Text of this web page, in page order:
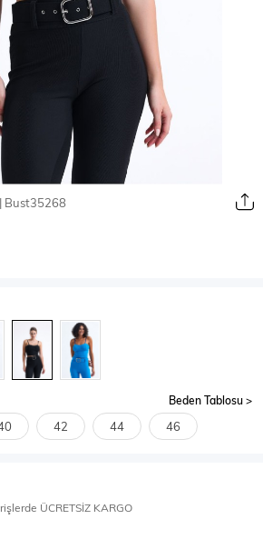
& Kaban Yağmurluk
Atlet Crop & Büstiyer
Bust35268
Beden Tablosu
42 44 46
ÜCRETSİZ KARGO